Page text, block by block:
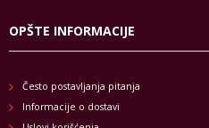
OPŠTE INFORMACIJE
Često postavljanja pitanja
Informacije o dostavi